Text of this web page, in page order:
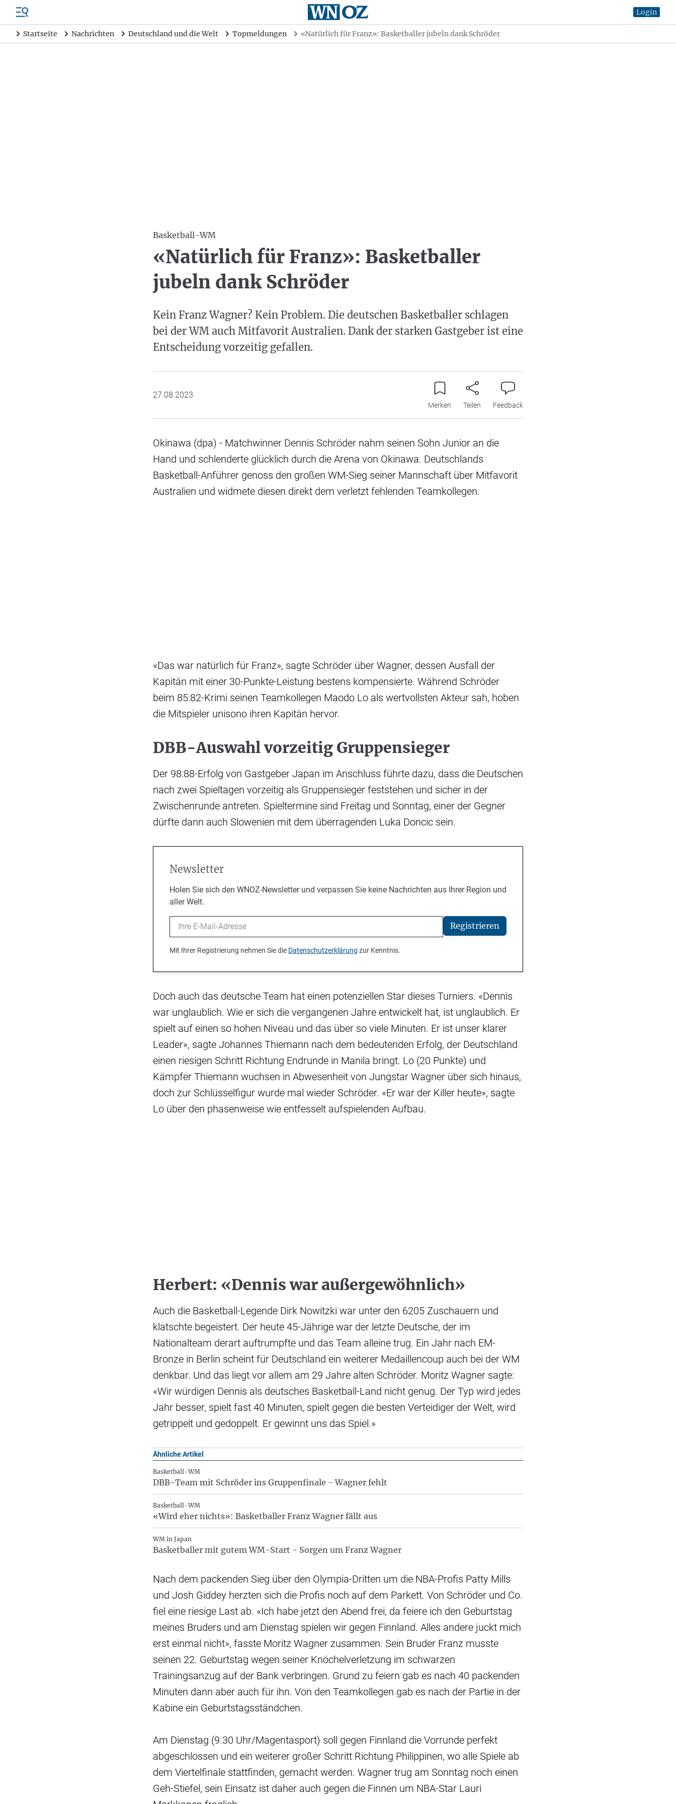
Login
Startseite Nachrichten Deutschland und die Welt Topmeldungen «Natürlich für Franz»: Basketballer jubeln dank Schröder
Basketball-WM
«Natürlich für Franz»: Basketballer
jubeln dank Schröder
Kein Franz Wagner? Kein Problem. Die deutschen Basketballer schlagen
bei der WM auch Mitfavorit Australien. Dank der starken Gastgeber ist eine
Entscheidung vorzeitig gefallen.
27.08.2023
Merken Teilen Feedback
Okinawa (dpa) - Matchwinner Dennis Schröder nahm seinen Sohn Junior an die
Hand und schlenderte glücklich durch die Arena von Okinawa. Deutschlands
Basketball-Anführer genoss den großen WM-Sieg seiner Mannschaft über Mitfavorit
Australien und widmete diesen direkt dem verletzt fehlenden Teamkollegen.
«Das war natürlich für Franz», sagte Schröder über Wagner, dessen Ausfall der
Kapitän mit einer 30-Punkte-Leistung bestens kompensierte. Während Schröder
beim 85:82-Krimi seinen Teamkollegen Maodo Lo als wertvollsten Akteur sah, hoben
die Mitspieler unisono ihren Kapitän hervor.
DBB-Auswahl vorzeitig Gruppensieger
Der 98:88-Erfolg von Gastgeber Japan im Anschluss führte dazu, dass die Deutschen
nach zwei Spieltagen vorzeitig als Gruppensieger feststehen und sicher in der
Zwischenrunde antreten. Spieltermine sind Freitag und Sonntag, einer der Gegner
dürfte dann auch Slowenien mit dem überragenden Luka Doncic sein.
Newsletter
Holen Sie sich den WNOZ-Newsletter und verpassen Sie keine Nachrichten aus Ihrer Region und
aller Welt.
Email Registrieren
Mit Ihrer Registrierung nehmen Sie die Datenschutzerklärung zur Kenntnis.
Doch auch das deutsche Team hat einen potenziellen Star dieses Turniers. «Dennis
war unglaublich. Wie er sich die vergangenen Jahre entwickelt hat, ist unglaublich. Er
spielt auf einen so hohen Niveau und das über so viele Minuten. Er ist unser klarer
Leader», sagte Johannes Thiemann nach dem bedeutenden Erfolg, der Deutschland
einen riesigen Schritt Richtung Endrunde in Manila bringt. Lo (20 Punkte) und
Kämpfer Thiemann wuchsen in Abwesenheit von Jungstar Wagner über sich hinaus,
doch zur Schlüsselfigur wurde mal wieder Schröder. «Er war der Killer heute», sagte
Lo über den phasenweise wie entfesselt aufspielenden Aufbau.
Herbert: «Dennis war außergewöhnlich»
Auch die Basketball-Legende Dirk Nowitzki war unter den 6205 Zuschauern und
klatschte begeistert. Der heute 45-Jährige war der letzte Deutsche, der im
Nationalteam derart auftrumpfte und das Team alleine trug. Ein Jahr nach EM-
Bronze in Berlin scheint für Deutschland ein weiterer Medaillencoup auch bei der WM
denkbar. Und das liegt vor allem am 29 Jahre alten Schröder. Moritz Wagner sagte:
«Wir würdigen Dennis als deutsches Basketball-Land nicht genug. Der Typ wird jedes
Jahr besser, spielt fast 40 Minuten, spielt gegen die besten Verteidiger der Welt, wird
getrippelt und gedoppelt. Er gewinnt uns das Spiel.»
Ähnliche Artikel
Basketball-WM
DBB-Team mit Schröder ins Gruppenfinale - Wagner fehlt
Basketball-WM
«Wird eher nichts»: Basketballer Franz Wagner fällt aus
WM in Japan
Basketballer mit gutem WM-Start - Sorgen um Franz Wagner
Nach dem packenden Sieg über den Olympia-Dritten um die NBA-Profis Patty Mills
und Josh Giddey herzten sich die Profis noch auf dem Parkett. Von Schröder und Co.
fiel eine riesige Last ab. «Ich habe jetzt den Abend frei, da feiere ich den Geburtstag
meines Bruders und am Dienstag spielen wir gegen Finnland. Alles andere juckt mich
erst einmal nicht», fasste Moritz Wagner zusammen. Sein Bruder Franz musste
seinen 22. Geburtstag wegen seiner Knöchelverletzung im schwarzen
Trainingsanzug auf der Bank verbringen. Grund zu feiern gab es nach 40 packenden
Minuten dann aber auch für ihn. Von den Teamkollegen gab es nach der Partie in der
Kabine ein Geburtstagsständchen.
Am Dienstag (9.30 Uhr/Magentasport) soll gegen Finnland die Vorrunde perfekt
abgeschlossen und ein weiterer großer Schritt Richtung Philippinen, wo alle Spiele ab
dem Viertelfinale stattfinden, gemacht werden. Wagner trug am Sonntag noch einen
Geh-Stiefel, sein Einsatz ist daher auch gegen die Finnen um NBA-Star Lauri